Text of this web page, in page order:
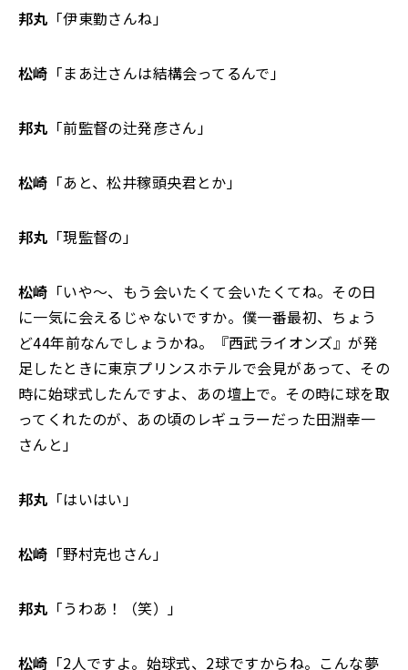
邦丸 「伊東勤さんね」
松崎 「まあ辻さんは結構会ってるんで」
邦丸 「前監督の辻発彦さん」
松崎 「あと、松井稼頭央君とか」
邦丸 「現監督の」
松崎 「いや～、もう会いたくて会いたくてね。その日
に一気に会えるじゃないですか。僕一番最初、ちょう
ど44年前なんでしょうかね。『西武ライオンズ』が発
足したときに東京プリンスホテルで会見があって、その
時に始球式したんですよ、あの壇上で。その時に球を取
ってくれたのが、あの頃のレギュラーだった田淵幸一
さんと」
邦丸 「はいはい」
松崎 「野村克也さん」
邦丸 「うわあ！（笑）」
松崎 「2人ですよ。始球式、2球ですからね。こんな夢